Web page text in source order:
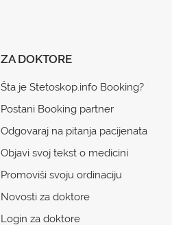
ZA DOKTORE
Šta je Stetoskop.info Booking?
Postani Booking partner
Odgovaraj na pitanja pacijenata
Objavi svoj tekst o medicini
Promoviši svoju ordinaciju
Novosti za doktore
Login za doktore